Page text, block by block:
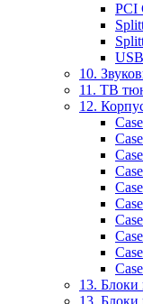
PCI
10.
11. ТВ
12.
13. Блоки
13. Блоки